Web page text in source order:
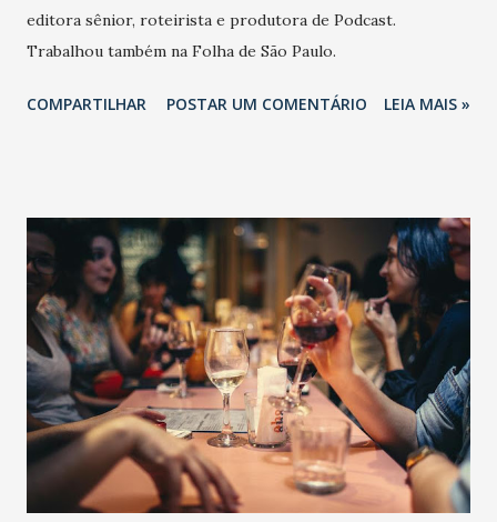
editora sênior, roteirista e produtora de Podcast.
Trabalhou também na Folha de São Paulo.
COMPARTILHAR POSTAR UM COMENTÁRIO LEIA MAIS »